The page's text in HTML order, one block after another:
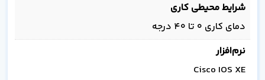
شرایط محیطی کاری
دمای کاری ۰ تا ۴۰ درجه
نرم‌افزار
Cisco IOS XE